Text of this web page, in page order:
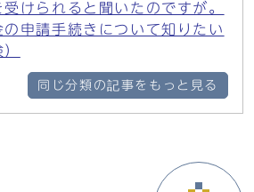
けられると聞いたのですが。
申請手続きについて知りたい
同じ分類の記事をもっと見る